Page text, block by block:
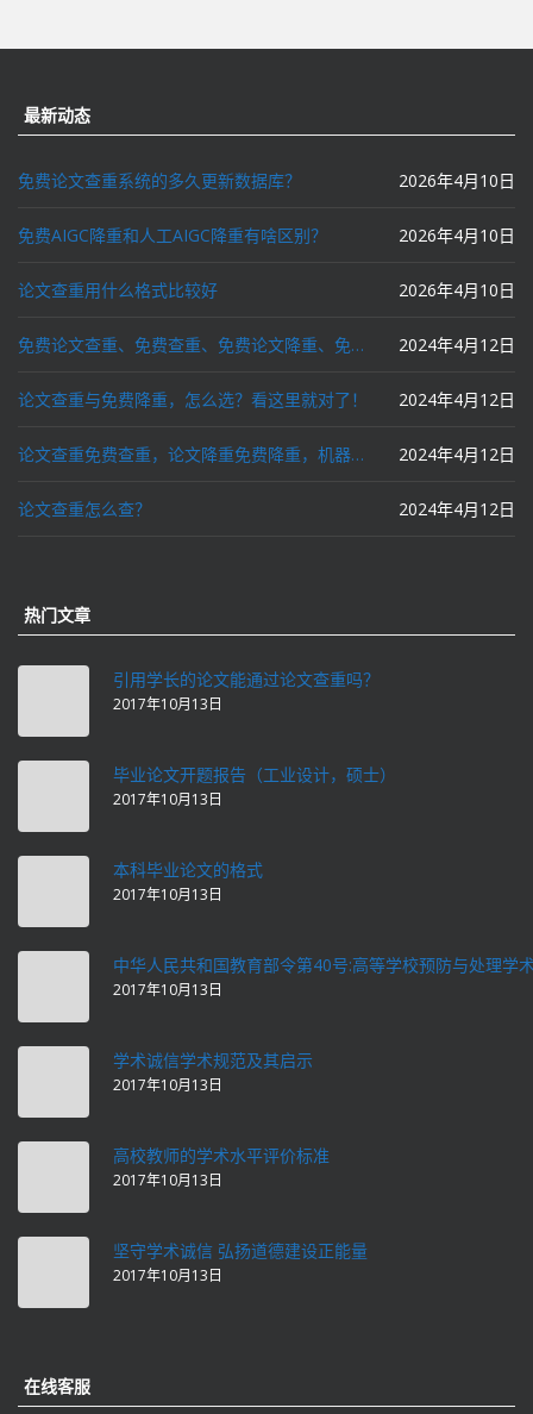
航
最新动态
免费论文查重系统的多久更新数据库？ 2026年4月10日
免费AIGC降重和人工AIGC降重有啥区别？ 2026年4月10日
论文查重用什么格式比较好 2026年4月10日
免费论文查重、免费查重、免费论文降重、免费降重、智能降重、一键降重、降低AIGC写作率、AI写论文，这些名词你了解吗？ 2024年4月12日
论文查重与免费降重，怎么选？看这里就对了！ 2024年4月12日
论文查重免费查重，论文降重免费降重，机器降重，人工降重，降低AIGC写作率，ai写论文，都要选论文狗和paperdog以及文思慧达！ 2024年4月12日
论文查重怎么查？ 2024年4月12日
热门文章
引用学长的论文能通过论文查重吗？
2017年10月13日
毕业论文开题报告（工业设计，硕士）
2017年10月13日
本科毕业论文的格式
2017年10月13日
中华人民共和国教育部令第40号:高等学校预防与处理学
2017年10月13日
学术诚信学术规范及其启示
2017年10月13日
高校教师的学术水平评价标准
2017年10月13日
坚守学术诚信 弘扬道德建设正能量
2017年10月13日
在线客服